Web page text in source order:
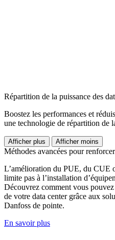
Répartition de la puissance des
Boostez les performances et
une technologie de répartition de
Afficher plus Afficher moins
Méthodes avancées pour
L’amélioration du PUE, du CUE
limite pas à l’installation
Découvrez comment vous
de votre data center grâce aux
Danfoss de pointe.
En savoir plus